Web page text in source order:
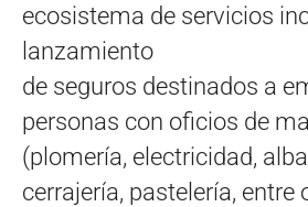
ecosistema de servicios
lanzamiento
de seguros destinados a
personas con oficios de
(plomería, electricidad,
cerrajería, pastelería, entre